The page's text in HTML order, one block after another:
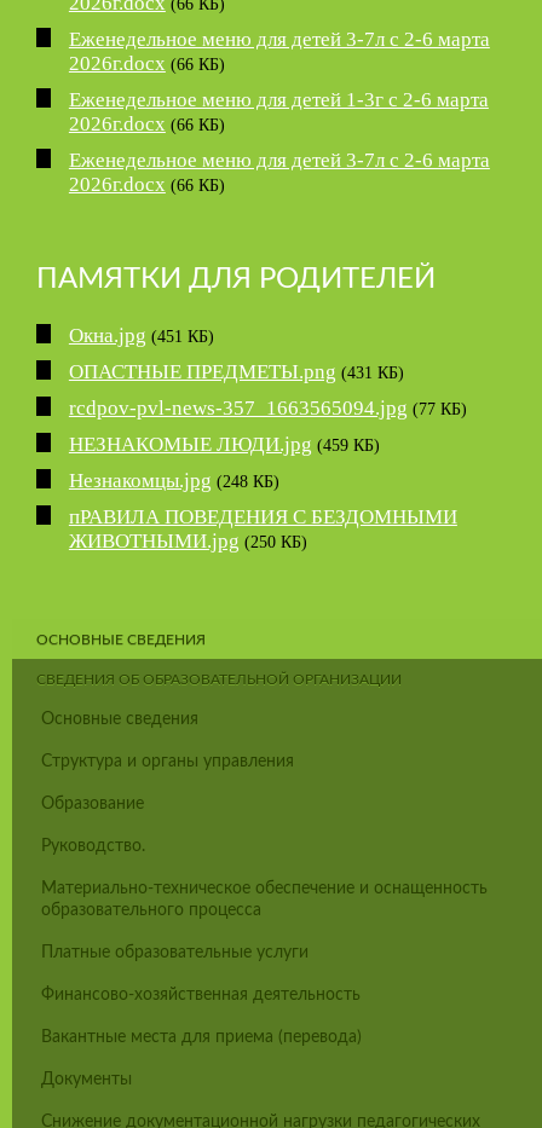
(66 КБ)
Еженедельное меню для детей 3-7л с 2-6 марта
2026г.docx (66 КБ)
Еженедельное меню для детей 1-3г с 2-6 марта
2026г.docx (66 КБ)
Еженедельное меню для детей 3-7л с 2-6 марта
2026г.docx (66 КБ)
ПАМЯТКИ ДЛЯ РОДИТЕЛЕЙ
Окна.jpg (451 КБ)
ОПАСТНЫЕ ПРЕДМЕТЫ.png (431 КБ)
rcdpov-pvl-news-357_1663565094.jpg (77 КБ)
НЕЗНАКОМЫЕ ЛЮДИ.jpg (459 КБ)
Незнакомцы.jpg (248 КБ)
пРАВИЛА ПОВЕДЕНИЯ С БЕЗДОМНЫМИ
ЖИВОТНЫМИ.jpg (250 КБ)
ОСНОВНЫЕ СВЕДЕНИЯ
СВЕДЕНИЯ ОБ ОБРАЗОВАТЕЛЬНОЙ ОРГАНИЗАЦИИ
Основные сведения
Структура и органы управления
Образование
Руководство.
Материально-техническое обеспечение и оснащенность
образовательного процесса
Платные образовательные услуги
Финансово-хозяйственная деятельность
Вакантные места для приема (перевода)
Документы
Снижение документационной нагрузки педагогических